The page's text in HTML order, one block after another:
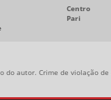
Centro
Pari
do autor. Crime de violação